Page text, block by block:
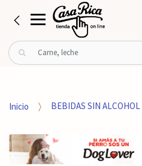
B
u
r
o
r
Inicio BEBIDAS SIN ALCOHOL